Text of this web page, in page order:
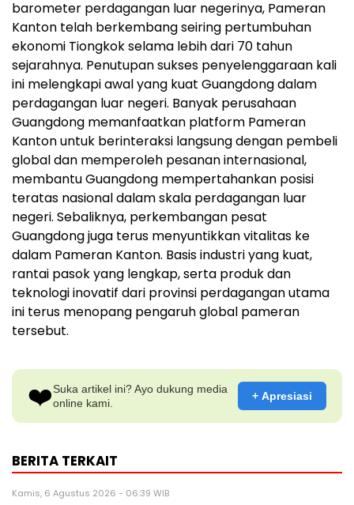
barometer perdagangan luar negerinya, Pameran
Kanton telah berkembang seiring pertumbuhan
ekonomi Tiongkok selama lebih dari 70 tahun
sejarahnya. Penutupan sukses penyelenggaraan kali
ini melengkapi awal yang kuat Guangdong dalam
perdagangan luar negeri. Banyak perusahaan
Guangdong memanfaatkan platform Pameran
Kanton untuk berinteraksi langsung dengan pembeli
global dan memperoleh pesanan internasional,
membantu Guangdong mempertahankan posisi
teratas nasional dalam skala perdagangan luar
negeri. Sebaliknya, perkembangan pesat
Guangdong juga terus menyuntikkan vitalitas ke
dalam Pameran Kanton. Basis industri yang kuat,
rantai pasok yang lengkap, serta produk dan
teknologi inovatif dari provinsi perdagangan utama
ini terus menopang pengaruh global pameran
tersebut.
❤️Suka artikel ini? Ayo dukung media
online kami.
+ Apresiasi
BERITA TERKAIT
Kamis, 6 Agustus 2026 - 06:39 WIB